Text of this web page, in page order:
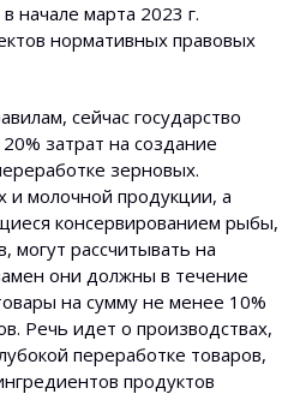
начале марта 2023 г.
нормативных правовых
сейчас государство
затрат на создание
зерновых.
и молочной продукции, а
консервированием рыбы,
могут рассчитывать на
они должны в течение
на сумму не менее 10%
Речь идет о производствах,
переработке товаров,
продуктов